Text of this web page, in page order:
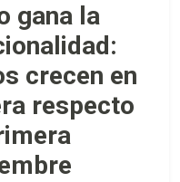
gana la
crecen en
respecto